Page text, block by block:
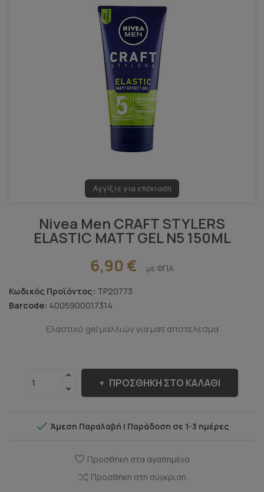
Αγγίξτε για επέκταση
Nivea Men CRAFT STYLERS
ELASTIC MATT GEL N5 150ML
6,90 € με ΦΠΑ
Κωδικός Προϊόντος: TP20773
Barcode: 4005900017314
Ελαστικό gel μαλλιών για ματ αποτέλεσμα
ΠΡΟΣΘΉΚΗ ΣΤΟ ΚΑΛΆΘΙ
 Άμεση Παραλαβή | Παράδοση σε 1-3 ημέρες
Προσθήκη στα αγαπημένα
Προσθήκη στη σύγκριση